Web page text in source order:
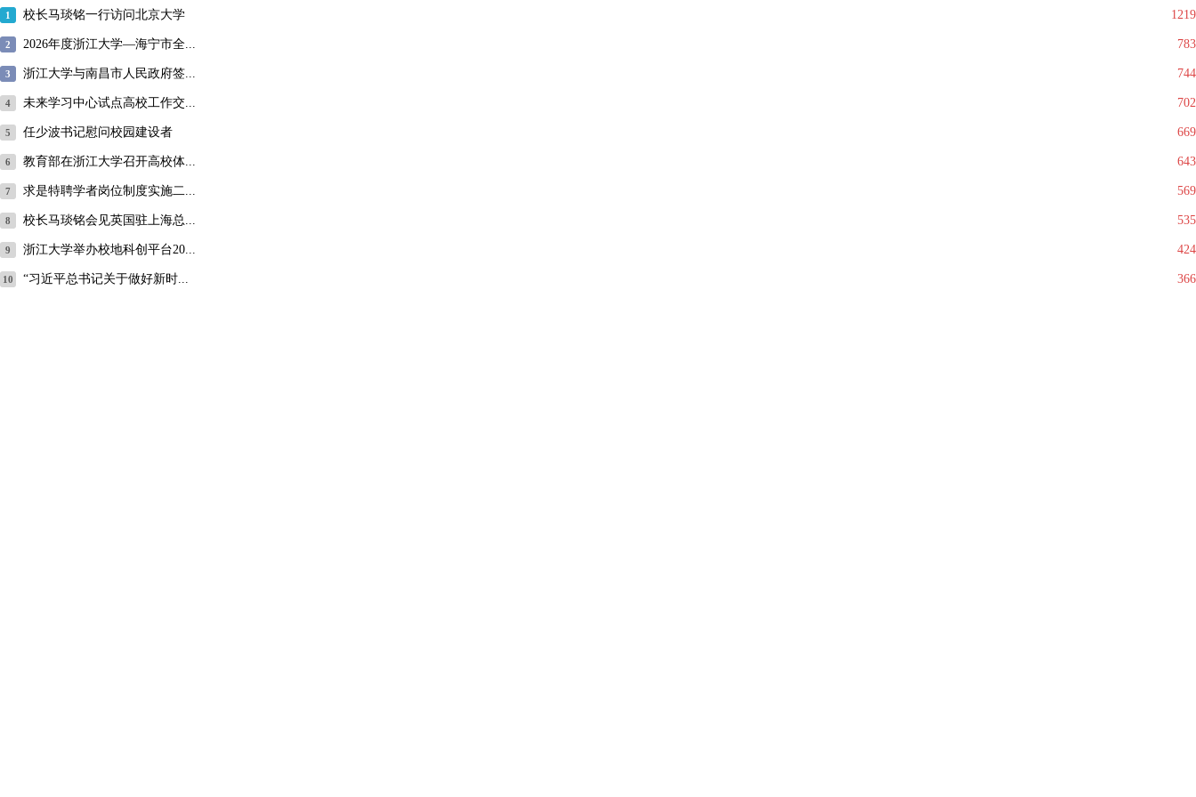
1 校长马琰铭一行访问北京大学 1219
2 2026年度浙江大学—海宁市全... 783
3 浙江大学与南昌市人民政府签... 744
4 未来学习中心试点高校工作交... 702
5 任少波书记慰问校园建设者 669
6 教育部在浙江大学召开高校体... 643
7 求是特聘学者岗位制度实施二... 569
8 校长马琰铭会见英国驻上海总... 535
9 浙江大学举办校地科创平台20... 424
10 “习近平总书记关于做好新时... 366